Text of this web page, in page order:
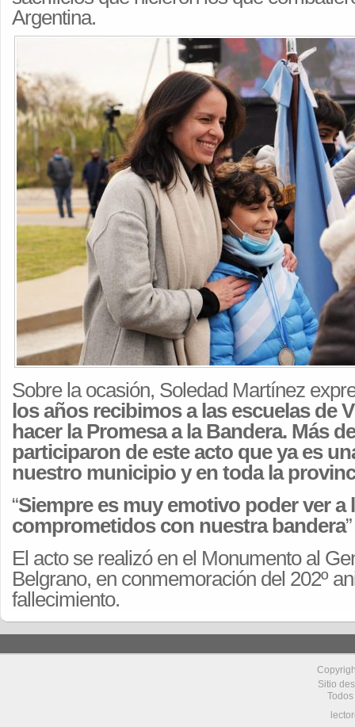
Argentina.
Sobre la ocasión, Soledad Martínez
los años recibimos a las escuelas de
hacer la Promesa a la Bandera. Más
participaron de este acto que ya es
nuestro municipio y en toda la
“Siempre es muy emotivo poder ver a
comprometidos con nuestra bandera
El acto se realizó en el Monumento al
Belgrano, en conmemoración del 202º
fallecimiento.
Sitio